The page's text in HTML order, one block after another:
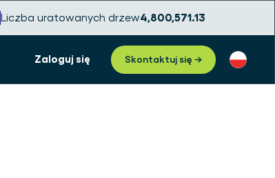
Liczba uratowanych drzew4,800,571.19
Zaloguj się Skontaktuj się →